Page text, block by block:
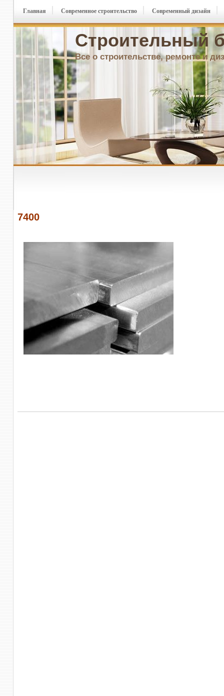
Строительный
Все о строительстве, ремонте и
Главная Современное строительство Современный дизайн
7400